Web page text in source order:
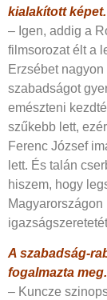
kialakított képet.
– Igen, addig a
filmsorozat élt a
Erzsébet
szabadságot
emészteni
szűkebb lett,
Ferenc József
lett. És talán
hiszem, hogy
A szabadság-
fogalmazta
– Kuncze